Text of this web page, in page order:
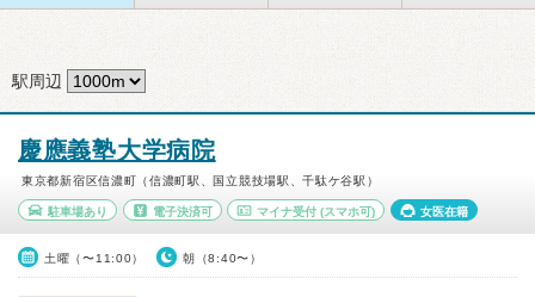
駅周辺
慶應義塾大学病院
東京都新宿区信濃町（信濃町駅、国立競技場駅、千駄ケ谷駅）
駐車場あり 電子決済可 マイナ受付 (スマホ可) 女医在籍
土曜（〜11:00） 朝（8:40〜）